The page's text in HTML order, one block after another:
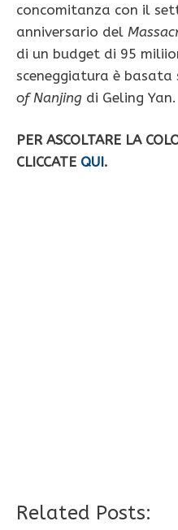
concomitanza con il
anniversario del
di un budget di 95
sceneggiatura è basata
of Nanjing di Geling Yan.
PER ASCOLTARE LA
CLICCATE QUI.
Related Posts: